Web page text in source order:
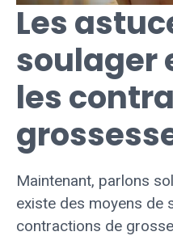
Les
soulager
les
Maintenant, parlons
existe des moyens de
contractions de